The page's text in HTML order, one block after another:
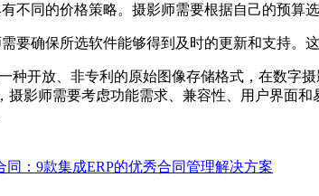
不同的价格策略。摄影师需要根据自己的预算
要确保所选软件能够得到及时的更新和支持。
种开放、非专利的原始图像存储格式，在数字
摄影师需要考虑功能需求、兼容性、用户界面
同：9款集成ERP的优秀合同管理解决方案